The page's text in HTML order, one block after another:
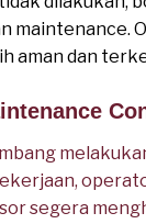
maintenance.
aman dan
segera